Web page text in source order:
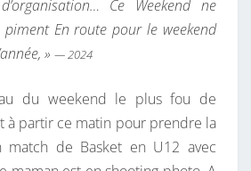
D
L
E
L
U
S
R
E
Ce Weekend ne
En route pour le weekend
» — 2024
du weekend le plus fou de
à partir ce matin pour prendre la
match de Basket en U12 avec